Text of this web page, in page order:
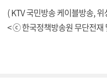
( KTV 국민방송 케이블방송,
< ⓒ 한국정책방송원 무단전재